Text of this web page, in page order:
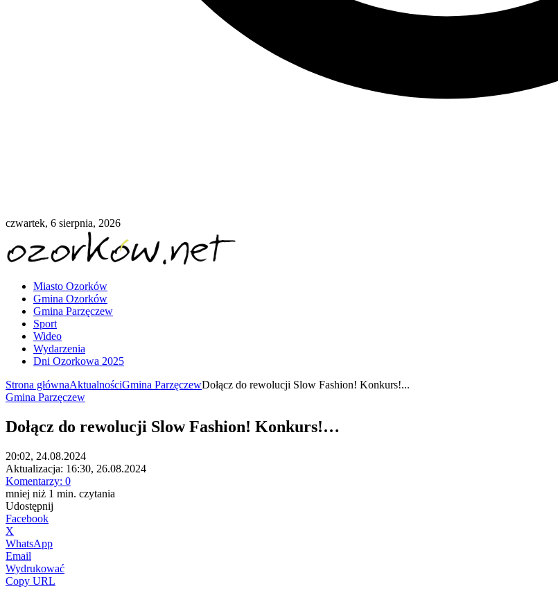
czwartek, 6 sierpnia, 2026
Miasto Ozorków
Gmina Ozorków
Gmina Parzęczew
Sport
Wideo
Wydarzenia
Dni Ozorkowa 2025
Strona głównaAktualnościGmina ParzęczewDołącz do rewolucji Slow Fashion! Konkurs!...
Gmina Parzęczew
Dołącz do rewolucji Slow Fashion! Konkurs!…
20:02, 24.08.2024
Aktualizacja: 16:30, 26.08.2024
Komentarzy: 0
mniej niż 1 min. czytania
Udostępnij
Facebook
X
WhatsApp
Email
Wydrukować
Copy URL